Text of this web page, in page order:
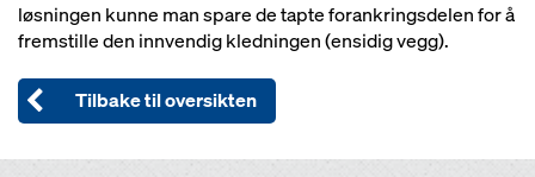
løsningen kunne man spare de tapte forankringsdelen for å
fremstille den innvendig kledningen (ensidig vegg).
Tilbake til oversikten